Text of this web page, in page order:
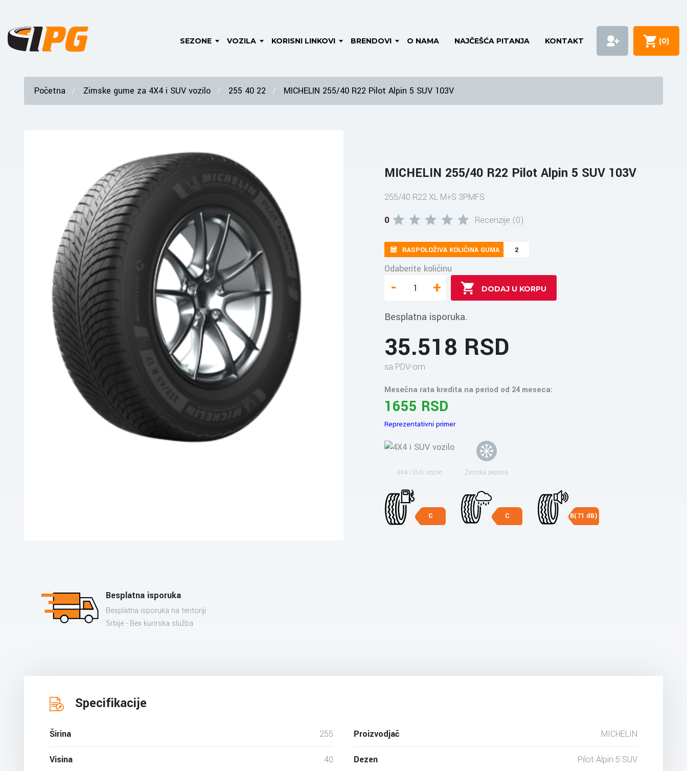
SEZONE VOZILA KORISNI LINKOVI BRENDOVI O NAMA NAJČEŠĆA PITANJA KONTAKT (0)
Početna Zimske gume za 4X4 i SUV vozilo 255 40 22 MICHELIN 255/40 R22 Pilot Alpin 5 SUV 103V
MICHELIN 255/40 R22 Pilot Alpin 5 SUV 103V
255/40 R22 XL M+S 3PMFS
0
Recenzije (0)
RASPOLOŽIVA KOLIČINA GUMA 2
Odaberite količinu
- +
Besplatna isporuka.
35.518 RSD
sa PDV-om
Mesečna rata kredita na period od 24 meseca:
1655 RSD
Reprezentativni primer
4X4 i SUV vozilo Zimska sezona
C C B(71 dB)
Besplatna isporuka
Besplatna isporuka na teritoriji
Srbije - Bex kurirska služba
Specifikacije
Širina 255
Visina 40
Proizvodjač MICHELIN
Dezen Pilot Alpin 5 SUV